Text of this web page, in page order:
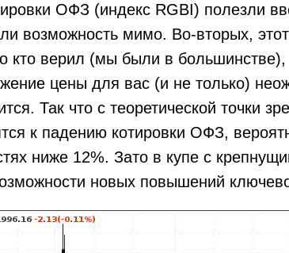
ОФЗ (индекс RGBI) полезли
возможность мимо. Во-вторых,
кто верил (мы были в
цены для вас (и не только)
Так что с теоретической точки
к падению котировки ОФЗ,
ниже 12%. Зато в купе с
новых повышений